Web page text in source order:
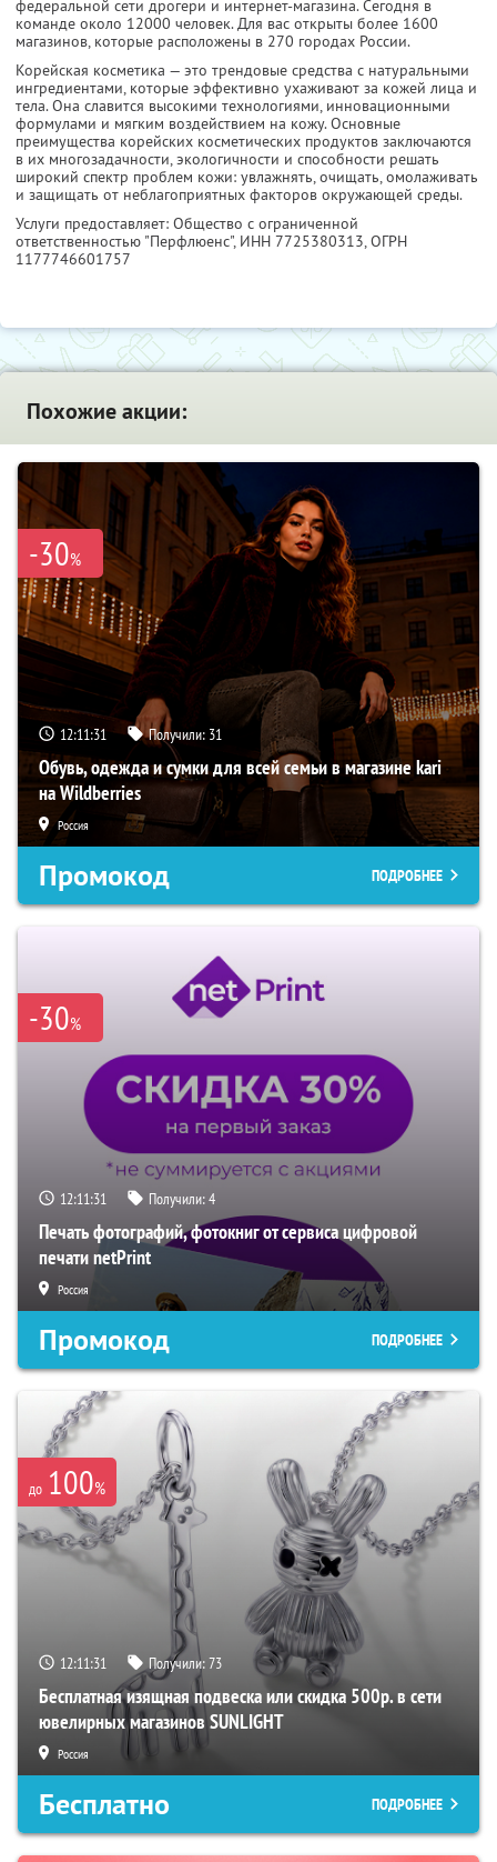
федеральной сети дрогери и интернет-магазина. Сегодня в
команде около 12000 человек. Для вас открыты более 1600
магазинов, которые расположены в 270 городах России.
Корейская косметика — это трендовые средства с натуральными
ингредиентами, которые эффективно ухаживают за кожей лица и
тела. Она славится высокими технологиями, инновационными
формулами и мягким воздействием на кожу. Основные
преимущества корейских косметических продуктов заключаются
в их многозадачности, экологичности и способности решать
широкий спектр проблем кожи: увлажнять, очищать, омолаживать
и защищать от неблагоприятных факторов окружающей среды.
Услуги предоставляет: Общество с ограниченной
ответственностью "Перфлюенс", ИНН 7725380313, ОГРН
1177746601757
Похожие акции:
-30%
12:11:30 Получили: 31
Обувь, одежда и сумки для всей семьи в магазине kari
на Wildberries
Россия
Промокод ПОДРОБНЕЕ
-30%
12:11:30 Получили:4
Печать фотографий, фотокниг от сервиса цифровой
печати netPrint
Россия
Промокод ПОДРОБНЕЕ
до 100%
12:11:30 Получили:73
Бесплатная изящная подвеска или скидка 500р. в сети
ювелирных магазинов SUNLIGHT
Россия
Бесплатно ПОДРОБНЕЕ